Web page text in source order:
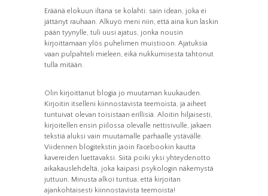
Eräänä elokuun iltana se kolahti: sain idean, joka ei
jättänyt rauhaan. Alkuyö meni niin, että aina kun laskin
pään tyynylle, tuli uusi ajatus, jonka nousin
kirjoittamaan ylös puhelimen muistioon. Ajatuksia
vaan pulpahteli mieleen, eikä nukkumisesta tahtonut
tulla mitään.
Olin kirjoittanut blogia jo muutaman kuukauden.
Kirjoitin itselleni kiinnostavista teemoista, ja aiheet
tuntuivat olevan toisistaan erillisiä. Aloitin hiljaisesti,
kirjoitellen ensin piilossa olevalle nettisivulle, jakaen
tekstiä aluksi vain muutamalle parhaalle ystävälle.
Viidennen blogitekstin jaoin Facebookin kautta
kavereiden luettavaksi. Siitä poiki yksi yhteydenotto
aikakauslehdeltä, joka kaipasi psykologin näkemystä
juttuun. Minusta alkoi tuntua, että kirjoitan
ajankohtaisesti kiinnostavista teemoista!